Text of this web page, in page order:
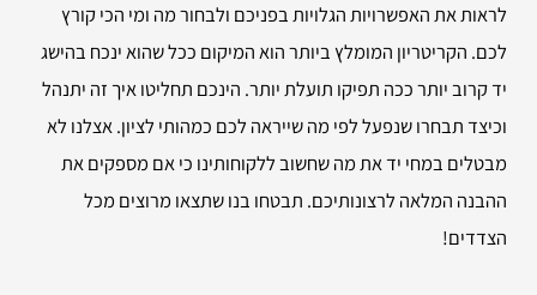
לראות את האפשרויות הגלויות בפניכם ולבחור מה ומי הכי קורץ
לכם. הקריטריון המומלץ ביותר הוא המיקום ככל שהוא ינכח בהישג
יד קרוב יותר ככה תפיקו תועלת יותר. הינכם תחליטו איך זה יתנהל
וכיצד תבחרו שנפעל לפי מה שייראה לכם כמהותי לציון. אצלנו לא
מבטלים במחי יד את מה שחשוב ללקוחותינו כי אם מספקים את
ההבנה המלאה לרצונותיכם. תבטחו בנו שתצאו מרוצים מכל
הצדדים!